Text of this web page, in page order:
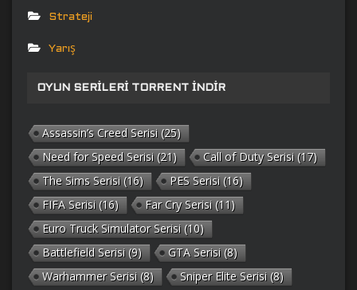
Strateji
Yarış
OYUN SERILERI TORRENT İNDIR
Assassin’s Creed Serisi (25)
Need for Speed Serisi (21) Call of Duty Serisi (17)
The Sims Serisi (16) PES Serisi (16)
FIFA Serisi (16) Far Cry Serisi (11)
Euro Truck Simulator Serisi (10)
Battlefield Serisi (9) GTA Serisi (8)
Warhammer Serisi (8) Sniper Elite Serisi (8)